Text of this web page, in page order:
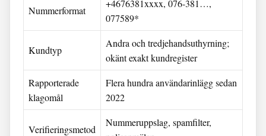
Nummerformat
+4676381xxxx, 076-381…,
077589*
Kundtyp
Andra och tredjehandsuthyrning;
okänt exakt kundregister
Rapporterade
klagomål
Flera hundra användarinlägg sedan
2022
Verifieringsmetod
Nummeruppslag, spamfilter,